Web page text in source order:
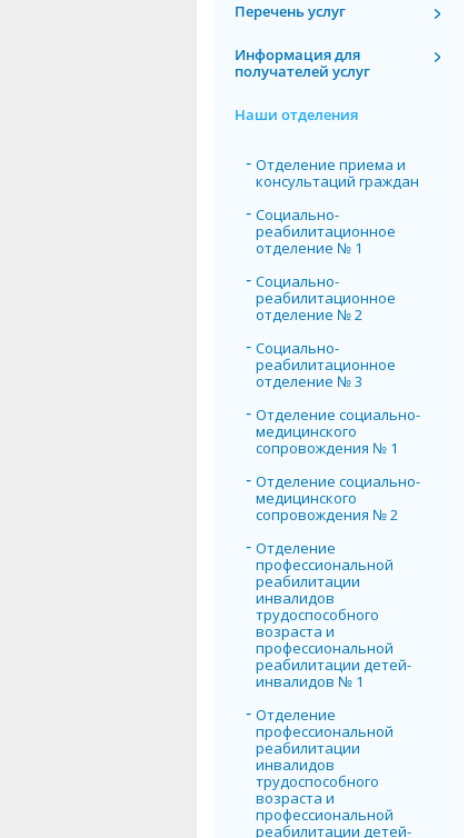
Перечень услуг
Информация для
получателей услуг
Наши отделения
Отделение приема и
консультаций граждан
Социально-
реабилитационное
отделение № 1
Социально-
реабилитационное
отделение № 2
Социально-
реабилитационное
отделение № 3
Отделение социально-
медицинского
сопровождения № 1
Отделение социально-
медицинского
сопровождения № 2
Отделение
профессиональной
реабилитации
инвалидов
трудоспособного
возраста и
профессиональной
реабилитации детей-
инвалидов № 1
Отделение
профессиональной
реабилитации
инвалидов
трудоспособного
возраста и
профессиональной
реабилитации детей-